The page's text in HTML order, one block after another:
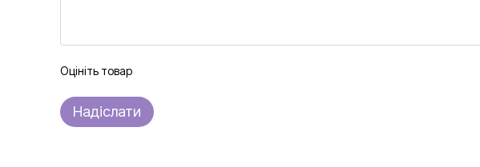
Оцініть товар
Надіслати